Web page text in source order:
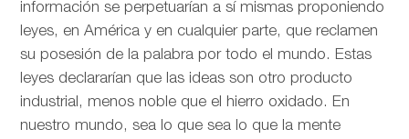
información se perpetuarían a sí mismas proponiendo
leyes, en América y en cualquier parte, que reclamen
su posesión de la palabra por todo el mundo. Estas
leyes declararían que las ideas son otro producto
industrial, menos noble que el hierro oxidado. En
nuestro mundo, sea lo que sea lo que la mente